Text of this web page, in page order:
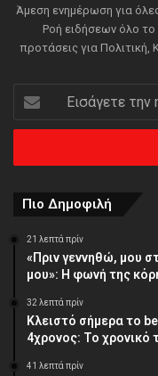
Άμεση ενημέρωση για
Ροή ειδήσεων όλο
προτάσεις για Πολιτική,
Εισάγετε
την
ηλεκτρονική
διεύθυνση
Πιο Δημοφιλή
21 λεπτά πρίν
«Πριν γεννηθώ, μου
μου»: Η φωνή της
32 λεπτά πρίν
Κλειστό σήμερα το
4χρονος: Το χρονικό
41 λεπτά πρίν